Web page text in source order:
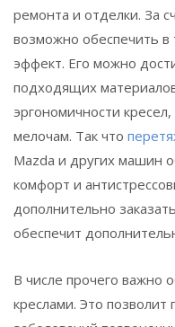
ремонта и отделки. За
возможно обеспечить в
эффект. Его можно
подходящих
эргономичности
мелочам. Так что
Mazda и других машин
комфорт и
дополнительно
обеспечит
В числе прочего важно
креслами. Это позволит